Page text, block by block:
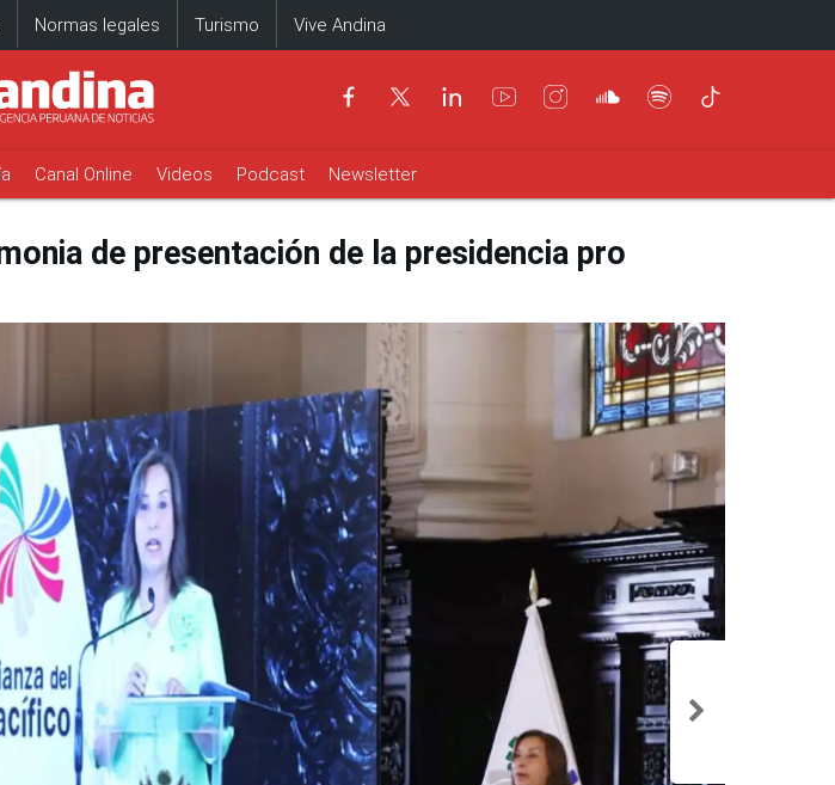
Normas legales Turismo Vive Andina
Canal Online Videos Podcast Newsletter
de presentación de la presidencia pro